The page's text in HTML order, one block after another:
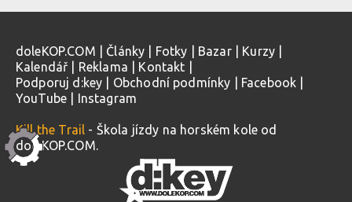
doleKOP.COM Články Fotky Bazar| Kurzy
Kalendář
Reklama Kontakt
Podporuj d:key
Obchodní podmínky Facebook
YouTube
Instagram
Kill the Trail - Škola jízdy na horském kole od
doleKOP.COM.